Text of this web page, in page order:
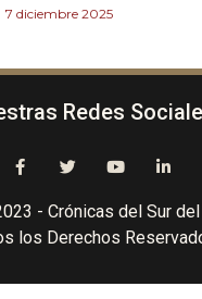
7 diciembre 2025
Redes
- Crónicas del Sur
los Derechos